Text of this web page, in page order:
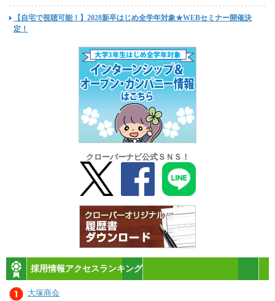
【自宅で視聴可能！】2028新卒はじめ全学年対象★WEBセミナー開催決
定！
クローバーナビ公式ＳＮＳ！
採用情報アクセスランキング
大塚商会